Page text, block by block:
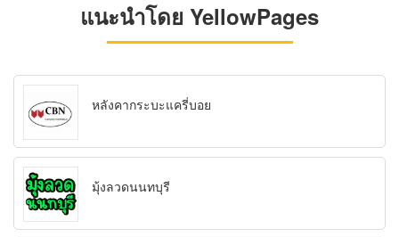
แนะนำโดย YellowPages
หลังคากระบะแครี่บอย
มุ้งลวดนนทบุรี